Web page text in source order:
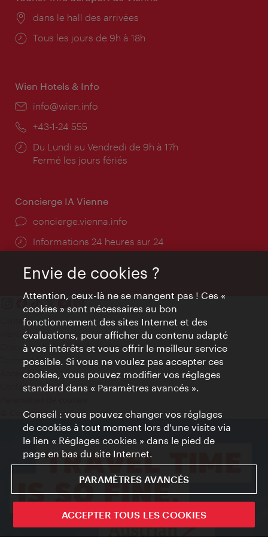
Lieu:
dans le hall des arrivées
Horaires
Tous les jours de 9h à 18h
Wien Hotels & Info
E-
info@wien.info
Téléphone:
+43-1-24 555
Horaires
d'ouverture:
Du Lundi au Vendredi de 9h à 17h
Fermé les jours fériés
Concierge IA Vienne
Ort:
concierge.vienna.info
Öffnungszeiten:
Informations 24 heures sur 24
Contact
Mentions obligatoires
Charte sur le respect de la vie privée
Terms of Use
Accessibilité
Contact presse
© Copyright WienTourismus
Envie de cookies ?
Attention, ceux-là ne se mangent pas ! Ces «
cookies » sont nécessaires au bon
fonctionnement des sites Internet et des
évaluations, pour afficher du contenu adapté
à vos intérêts et vous offrir le meilleur service
possible. Si vous ne voulez pas accepter ces
cookies, vous pouvez modifier vos réglages
standard dans « Paramètres avancés ».
Conseil : vous pouvez changer vos réglages
de cookies à tout moment lors d'une visite via
le lien « Réglages cookies » dans le pied de
page en bas du site Internet.
PARAMÈTRES AVANCÉS
ACCEPTER TOUS LES COOKIES